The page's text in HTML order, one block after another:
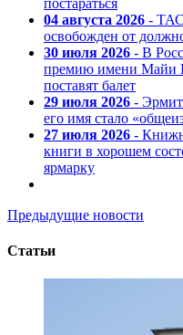
04 августа 2026 -
освобожден от
30 июля 2026 - В
премию имени Майи
поставят балет
29 июля 2026 -
его имя стало
27 июля 2026 -
книги в хорошем
ярмарку
Предыдущие новости
Статьи